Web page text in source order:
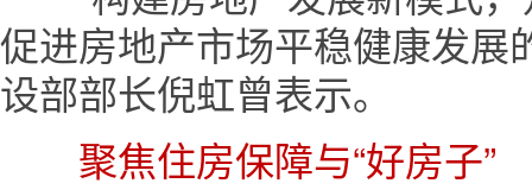
促进房地产市场平稳健康发展
设部部长倪虹曾表示。
聚焦住房保障与“好房子”